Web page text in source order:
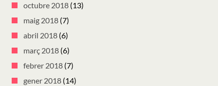
octubre 2018 (13)
maig 2018 (7)
abril 2018 (6)
març 2018 (6)
febrer 2018 (7)
gener 2018 (14)